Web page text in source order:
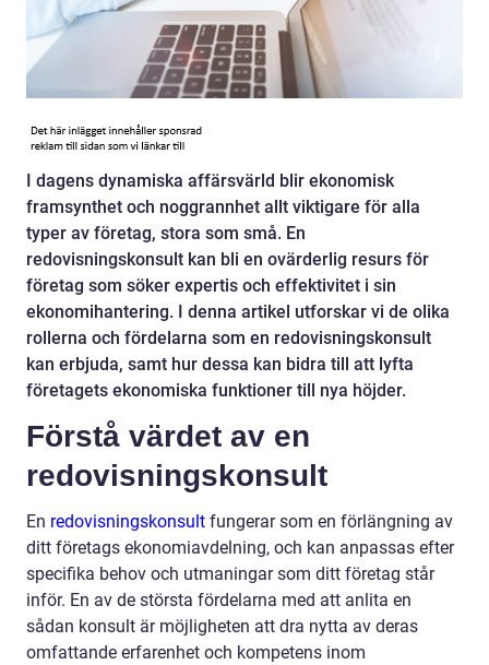
I dagens dynamiska affärsvärld blir ekonomisk
framsynthet och noggrannhet allt viktigare för alla
typer av företag, stora som små. En
redovisningskonsult kan bli en ovärderlig resurs för
företag som söker expertis och effektivitet i sin
ekonomihantering. I denna artikel utforskar vi de olika
rollerna och fördelarna som en redovisningskonsult
kan erbjuda, samt hur dessa kan bidra till att lyfta
företagets ekonomiska funktioner till nya höjder.
Förstå värdet av en
redovisningskonsult
En redovisningskonsult fungerar som en förlängning av
ditt företags ekonomiavdelning, och kan anpassas efter
specifika behov och utmaningar som ditt företag står
inför. En av de största fördelarna med att anlita en
sådan konsult är möjligheten att dra nytta av deras
omfattande erfarenhet och kompetens inom